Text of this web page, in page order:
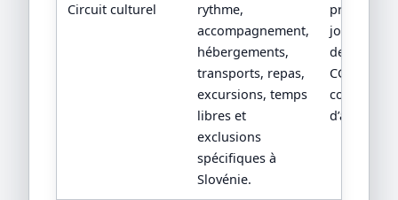
Circuit culturel
rythme,
accompagnement,
hébergements,
transports, repas,
excursions, temps
libres et
exclusions
spécifiques à
Slovénie.
jour par
devis
CGV/CPV et
conditions